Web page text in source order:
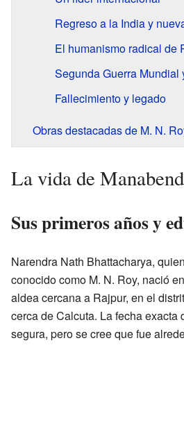
Regreso a la India y
El humanismo radical de
Segunda Guerra Mundial
Fallecimiento y legado
Obras destacadas de M. N.
La vida de
Sus primeros años y
Narendra Nath Bhattacharya,
conocido como M. N. Roy, nació
aldea cercana a Rajpur, en el
cerca de Calcuta. La fecha exacta
segura, pero se cree que fue